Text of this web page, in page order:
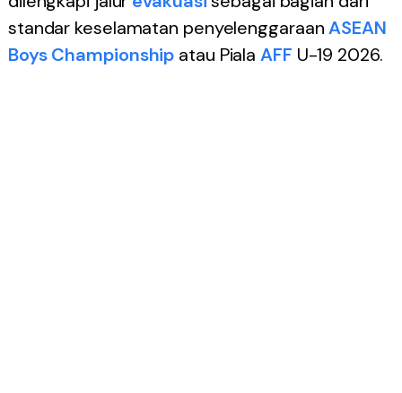
standar keselamatan penyelenggaraanASEAN
Boys Championship atau PialaAFF U-19 2026.